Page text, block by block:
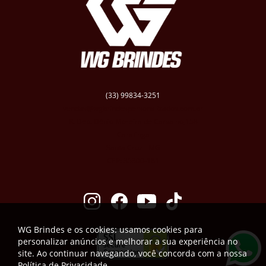
(33) 99834-3251
WG Brindes e os cookies: usamos cookies para
personalizar anúncios e melhorar a sua experiência no
site. Ao continuar navegando, você concorda com a nossa